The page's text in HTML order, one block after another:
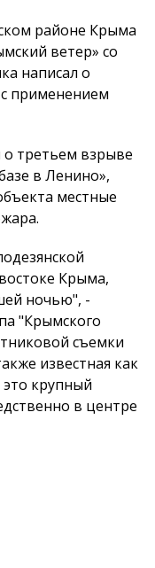
районе Крыма
ветер» со
написал о
применением
о третьем взрыве
в Ленино»,
местные
Крыма,
ночью", -
"Крымского
съемки
известная как
это крупный
в центре